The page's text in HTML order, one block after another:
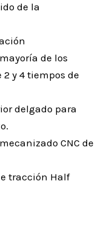
de la
de los
y 4 tiempos de
delgado para
CNC de
tracción Half